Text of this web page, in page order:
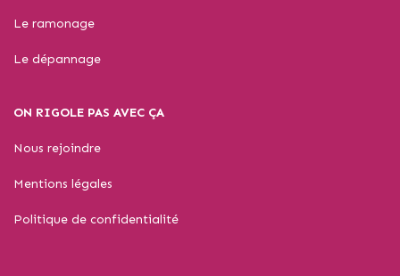
Le ramonage
Le dépannage
ON RIGOLE PAS AVEC ÇA
Nous rejoindre
Mentions légales
Politique de confidentialité